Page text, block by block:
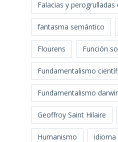
Falacias y perogrulladas
fantasma semántico
Flourens Función
Fundamentalismo
Fundamentalismo
Geoffroy Saint Hilaire
Humanismo idioma